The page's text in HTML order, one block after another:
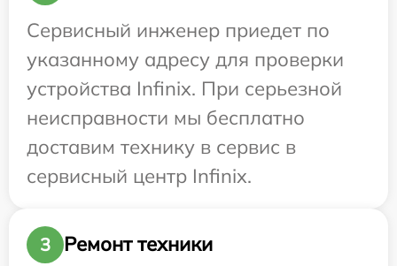
Сервисный инженер приедет по
указанному адресу для проверки
устройства Infinix. При серьезной
неисправности мы бесплатно
доставим технику в сервис в
сервисный центр Infinix.
3 Ремонт техники